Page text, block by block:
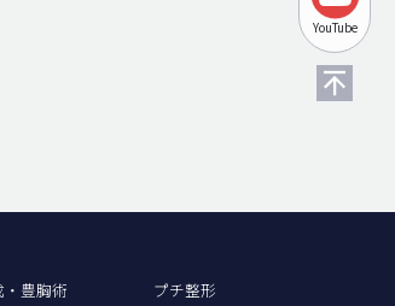
YouTube
豊胸術 プチ整形